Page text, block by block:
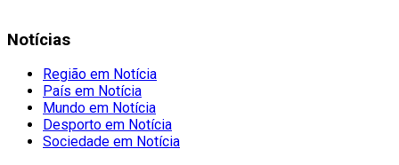
Notícias
Região em Notícia
País em Notícia
Mundo em Notícia
Desporto em Notícia
Sociedade em Notícia